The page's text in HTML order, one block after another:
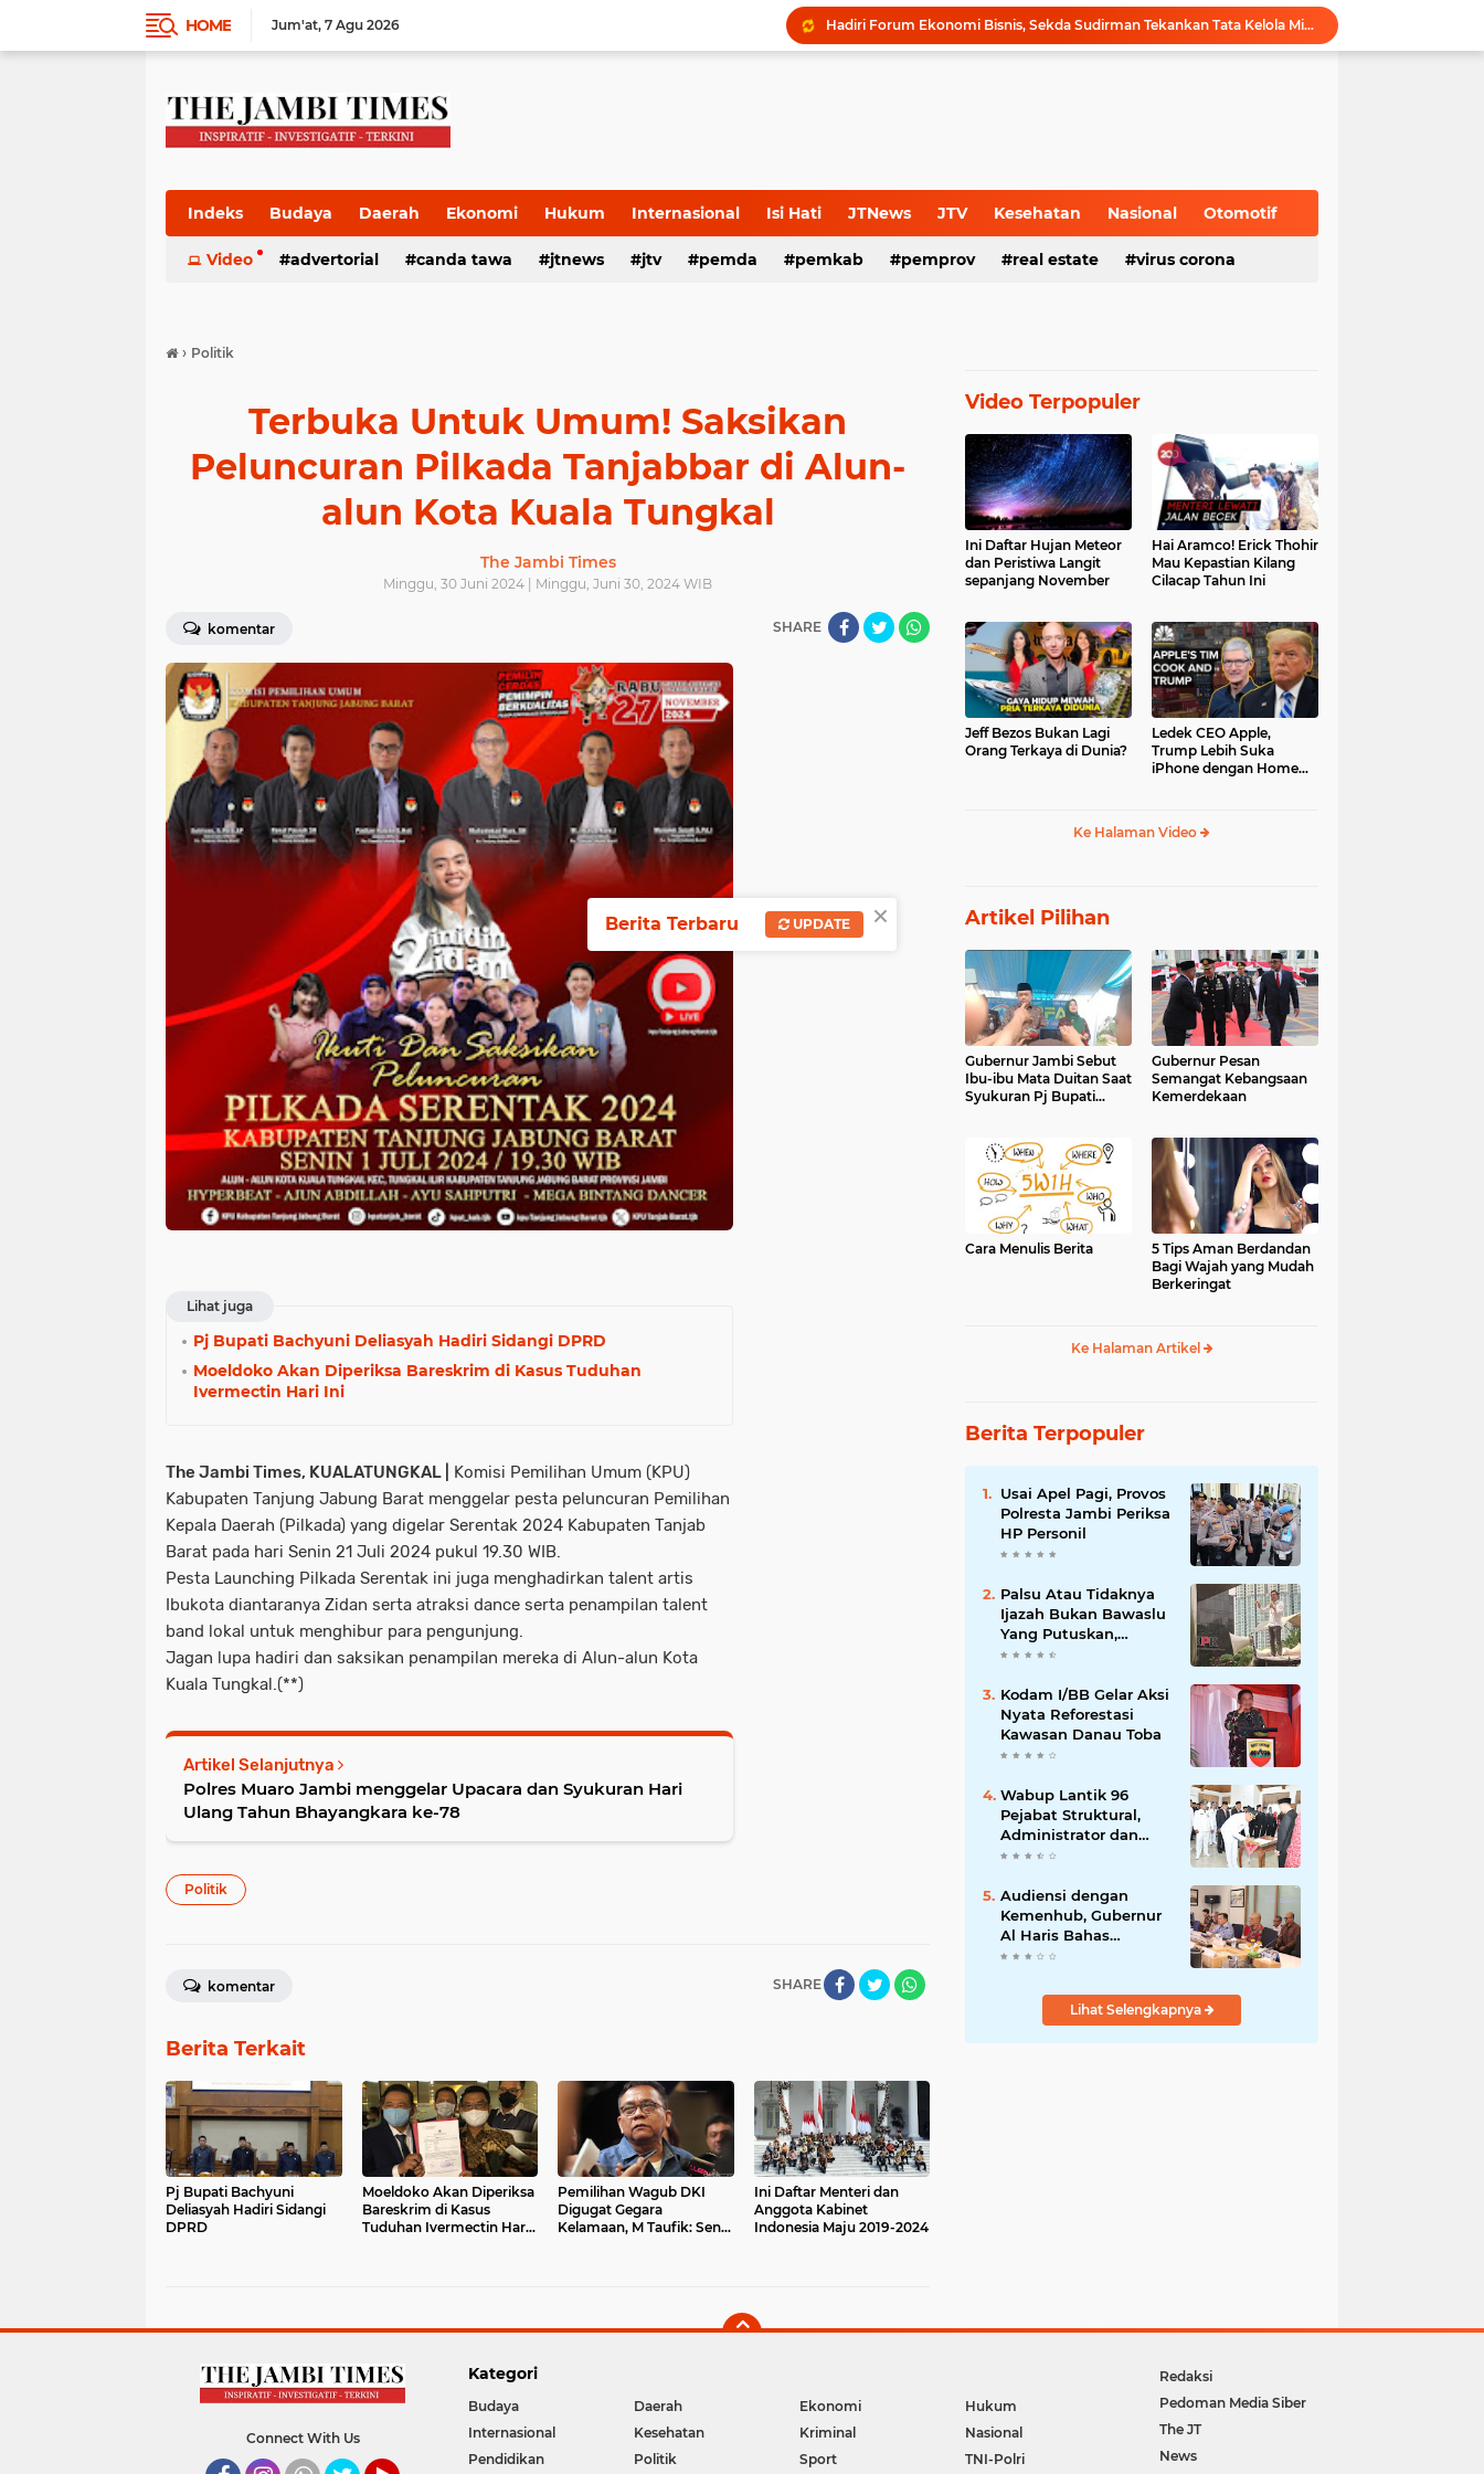
HOME Jum'at 7 Agu 2026
Hadiri Forum Ekonomi Bisnis, Sekda Sudirman Tekankan Tata Kelola Migas dengan Memperhatikan Aspek Lingkungan
Gubernur Al Haris Buka PKKMB Poltekkes Kemenkes Jambi, Tekankan Peran Strategis Tenaga Kesehatan dan Promosi Kesehatan
Gubernur Al Haris Harap Kenduri Sko Jadi Pemersatu dan Dorong Perbaikan Sarana Desa
Indeks Budaya Daerah Ekonomi Hukum Internasional Isi Hati JTNews JTV Kesehatan Nasional Otomotif
Pemkab Pemprov Politik Press Release Sport TNI POLRI TNI-Polri
Video advertorial canda tawa jtnews jtv pemda pemkab pemprov real estate virus corona
› Politik
Terbuka Untuk Umum! Saksikan
Peluncuran Pilkada Tanjabbar di Alun-
alun Kota Kuala Tungkal
The Jambi Times
Minggu, 30 Juni 2024 | Minggu, Juni 30, 2024 WIB
komentar SHARE
Lihat juga
Pj Bupati Bachyuni Deliasyah Hadiri Sidangi DPRD
Moeldoko Akan Diperiksa Bareskrim di Kasus Tuduhan
Ivermectin Hari Ini
The Jambi Times, KUALATUNGKAL |
Komisi Pemilihan Umum (KPU)
Kabupaten Tanjung Jabung Barat menggelar pesta peluncuran Pemilihan
Kepala Daerah (Pilkada) yang digelar Serentak 2024 Kabupaten Tanjab
Barat pada hari Senin 21 Juli 2024 pukul 19.30 WIB.
Pesta Launching Pilkada Serentak ini juga menghadirkan talent artis
Ibukota diantaranya Zidan serta atraksi dance serta penampilan talent
band lokal untuk menghibur para pengunjung.
Jagan lupa hadiri dan saksikan penampilan mereka di Alun-alun Kota
Kuala Tungkal.(**)
Artikel Selanjutnya
Polres Muaro Jambi menggelar Upacara dan Syukuran Hari
Ulang Tahun Bhayangkara ke-78
Politik
SHARE
komentar
Berita Terkait
Pj Bupati Bachyuni
Deliasyah Hadiri Sidangi
DPRD
Moeldoko Akan Diperiksa
Bareskrim di Kasus
Tuduhan Ivermectin Hari
Pemilihan Wagub DKI
Digugat Gegara
Kelamaan, M Taufik: Senin
Ini Daftar Menteri dan
Anggota Kabinet
Indonesia Maju 2019-2024
Video Terpopuler
Ini Daftar Hujan Meteor
dan Peristiwa Langit
sepanjang November
Hai Aramco! Erick Thohir
Mau Kepastian Kilang
Cilacap Tahun Ini
Jeff Bezos Bukan Lagi
Orang Terkaya di Dunia?
Ledek CEO Apple,
Trump Lebih Suka
iPhone dengan Home
Ke Halaman Video
Artikel Pilihan
Gubernur Jambi Sebut
Ibu-ibu Mata Duitan Saat
Syukuran Pj Bupati
Gubernur Pesan
Semangat Kebangsaan
Kemerdekaan
Cara Menulis Berita
5 Tips Aman Berdandan
Bagi Wajah yang Mudah
Berkeringat
Ke Halaman Artikel
Berita Terpopuler
Usai Apel Pagi, Provos
Polresta Jambi Periksa
HP Personil
Palsu Atau Tidaknya
Ijazah Bukan Bawaslu
Yang Putuskan,
Tunggu Proses Hukum
Kodam I/BB Gelar Aksi
Nyata Reforestasi
Kawasan Danau Toba
Wabup Lantik 96
Pejabat Struktural,
Administrator dan
Pengawas di Lingkup
Audiensi dengan
Kemenhub, Gubernur
Al Haris Bahas
Pembangunan Jalur
Lihat Selengkapnya
Connect With Us
Kategori
Budaya Daerah Ekonomi
Hukum
Internasional
Kesehatan Kriminal
Nasional
Pendidikan
Politik Sport TNI-Polri
Redaksi
Pedoman Media Siber
The JT
News
×
Berita Terbaru UPDATE